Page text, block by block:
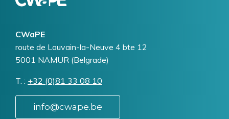
CWaPE
Addresse
route de Louvain-la-Neuve 4 bte 12
5001 NAMUR (Belgrade)
T. Téléphone
+32 (0)81 33 08 10
info@cwape.be